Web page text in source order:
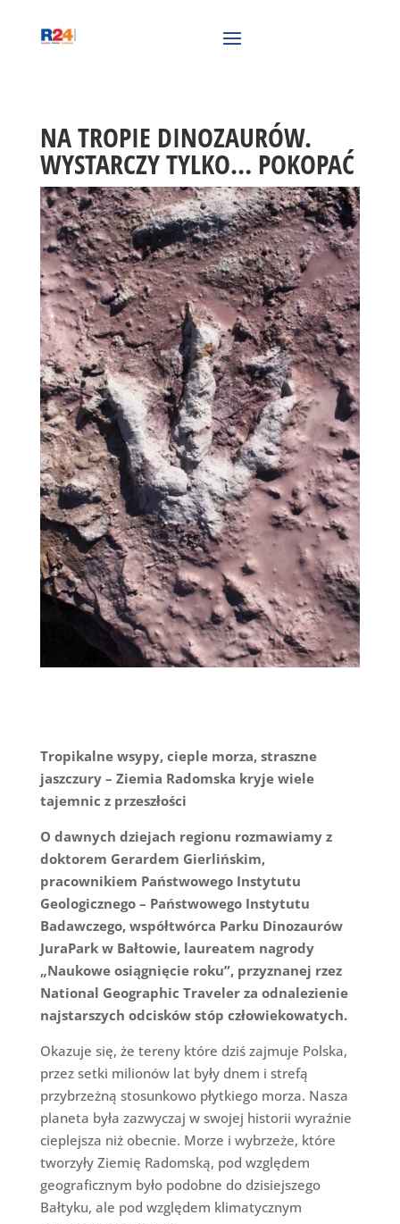
NA TROPIE DINOZAURÓW.
WYSTARCZY TYLKO… POKOPAĆ
Tropikalne wsypy, cieple morza, straszne
jaszczury – Ziemia Radomska kryje wiele
tajemnic z przeszłości
O dawnych dziejach regionu rozmawiamy z
doktorem Gerardem Gierlińskim,
pracownikiem Państwowego Instytutu
Geologicznego – Państwowego Instytutu
Badawczego, współtwórca Parku Dinozaurów
JuraPark w Bałtowie, laureatem nagrody
„Naukowe osiągnięcie roku”, przyznanej rzez
National Geographic Traveler za odnalezienie
najstarszych odcisków stóp człowiekowatych.
Okazuje się, że tereny które dziś zajmuje Polska,
przez setki milionów lat były dnem i strefą
przybrzeżną stosunkowo płytkiego morza. Nasza
planeta była zazwyczaj w swojej historii wyraźnie
cieplejsza niż obecnie. Morze i wybrzeże, które
tworzyły Ziemię Radomską, pod względem
geograficznym było podobne do dzisiejszego
Bałtyku, ale pod względem klimatycznym